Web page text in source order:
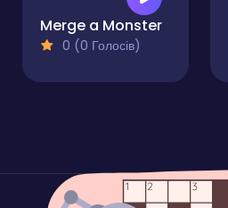
Merge a Monster
0 (0 Голосів)